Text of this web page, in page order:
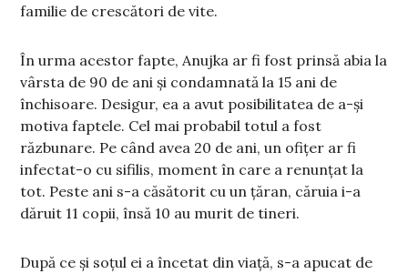
familie de crescători de vite.
În urma acestor fapte, Anujka ar fi fost prinsă abia la
vârsta de 90 de ani și condamnată la 15 ani de
închisoare. Desigur, ea a avut posibilitatea de a-și
motiva faptele. Cel mai probabil totul a fost
răzbunare. Pe când avea 20 de ani, un ofițer ar fi
infectat-o cu sifilis, moment în care a renunțat la
tot. Peste ani s-a căsătorit cu un țăran, căruia i-a
dăruit 11 copii, însă 10 au murit de tineri.
După ce și soțul ei a încetat din viață, s-a apucat de